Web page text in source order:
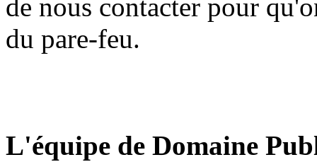
de nous contacter pour
du pare-feu.
L'équipe de Domaine